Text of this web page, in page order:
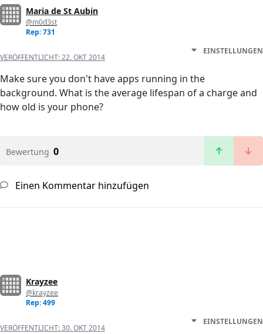
Maria de St Aubin
@m0d3st
Rep: 731
VERÖFFENTLICHT:22. OKT 2014
EINSTELLUNGEN
Make sure you don't have apps running in the
background. What is the average lifespan of a charge and
how old is your phone?
Bewertung 0
Einen Kommentar hinzufügen
Krayzee
@krayzee
Rep: 499
VERÖFFENTLICHT:30. OKT 2014
EINSTELLUNGEN